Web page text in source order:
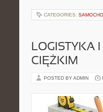
CATEGORIES:
LOGISTYKA
CIĘŻKIM
POSTED BY ADMIN